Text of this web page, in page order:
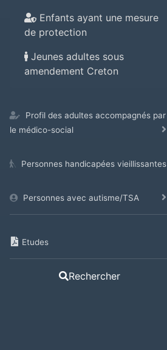
Enfants ayant une mesure
de protection
Jeunes adultes sous
amendement Creton
Profil des adultes accompagnés par
le médico-social
Personnes handicapées vieillissantes
Personnes avec autisme/TSA
Etudes
Rechercher